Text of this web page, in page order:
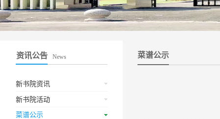
资讯公告 News
新书院资讯
新书院活动
菜谱公示
菜谱公示